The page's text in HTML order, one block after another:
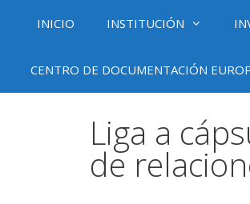
INICIO INSTITUCIÓN
CENTRO DE DOCUMENTACIÓN
Liga a
de